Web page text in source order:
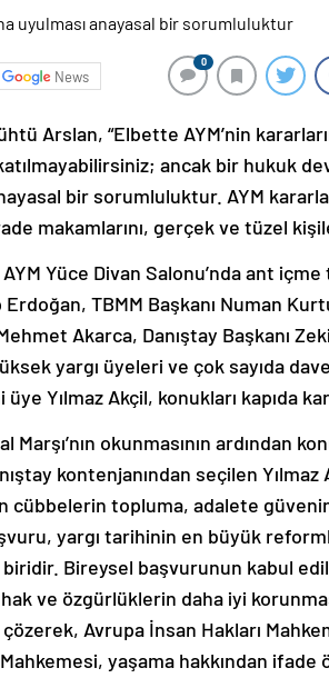
News
0
Arslan, “Elbette AYM’nin
ancak bir hukuk
bir sorumluluktur. AYM
makamlarını, gerçek ve tüzel
Yüce Divan Salonu’nda ant
TBMM Başkanı Numan
Akarca, Danıştay Başkanı
yargı üyeleri ve çok sayıda
Yılmaz Akçil, konukları kapıda
okunmasının ardından
kontenjanından seçilen Yılmaz
topluma, adalete
yargı tarihinin en büyük
biridir. Bireysel başvurunun kabul
ve özgürlüklerin daha iyi
Avrupa İnsan Hakları
yaşama hakkından